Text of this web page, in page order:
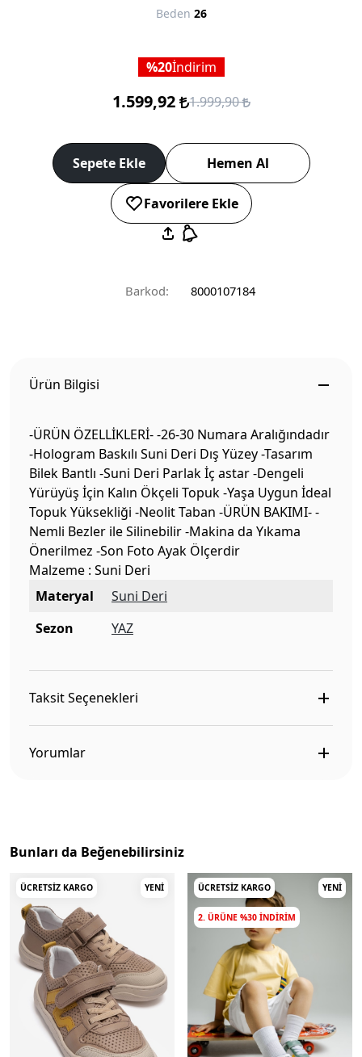
Beden 26
20İndirim
1.599,92 1.999,90
Sepete Ekle Hemen Al
Favorilere Ekle
Barkod: 8000107184
Ürün Bilgisi
-ÜRÜN ÖZELLİKLERİ- -26-30 Numara Aralığındadır
-Hologram Baskılı Suni Deri Dış Yüzey -Tasarım
Bilek Bantlı -Suni Deri Parlak İç astar -Dengeli
Yürüyüş İçin Kalın Ökçeli Topuk -Yaşa Uygun İdeal
Topuk Yüksekliği -Neolit Taban -ÜRÜN BAKIMI- -
Nemli Bezler ile Silinebilir -Makina da Yıkama
Önerilmez -Son Foto Ayak Ölçerdir
Malzeme : Suni Deri
Materyal
Suni Deri
Sezon
YAZ
Taksit Seçenekleri
Yorumlar
Bunları da Beğenebilirsiniz
ÜCRETSIZ KARGO YENI ÜCRETSIZ KARGO YENI
2. ÜRÜNE %30 INDIRIM